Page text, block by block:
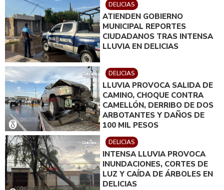
DELICIAS
ATIENDEN GOBIERNO
MUNICIPAL REPORTES
CIUDADANOS TRAS INTENSA
LLUVIA EN DELICIAS
DELICIAS
LLUVIA PROVOCA SALIDA DE
CAMINO, CHOQUE CONTRA
CAMELLÓN, DERRIBO DE DOS
ARBOTANTES Y DAÑOS DE
100 MIL PESOS
DELICIAS
INTENSA LLUVIA PROVOCA
INUNDACIONES, CORTES DE
LUZ Y CAÍDA DE ÁRBOLES EN
DELICIAS